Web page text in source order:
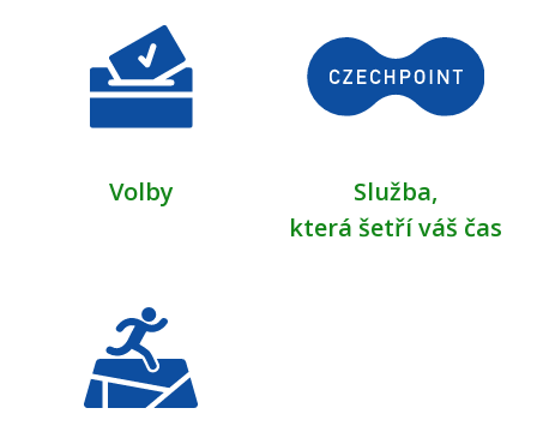
Volby
Služba,
která šetří váš čas